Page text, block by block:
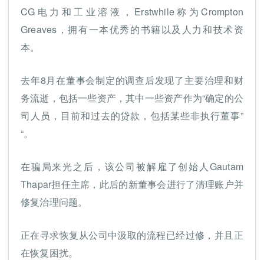
CG电力和工业溶液，Erstwhile称为Crompton
Greaves，拥有一本优秀的书籍以及人力和技术资
本。
去年8月在董事会制定的调查后发现了主要治理和财
务流逝，包括一些资产，其中一些资产作为“确定的公
司人员，目前和过去的贷款，包括某些非执行董事”
“。
在骗局来光之后，该公司被解雇了创始人Gautam
Thapar担任主席，此后的新董事会进行了清理账户并
修复治理问题。
正在寻求恢复从公司中汲取的流程已经过修，并且正
在恢复困扰。